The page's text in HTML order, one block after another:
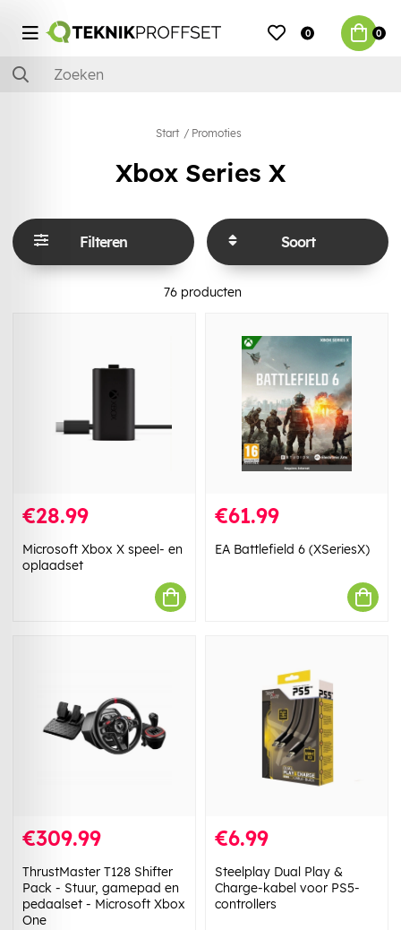
0 0
Start Promoties
Xbox Series X
Filteren Soort
76producten
€28.99
Microsoft Xbox X speel- en
oplaadset
€61.99
EA Battlefield 6 (XSeriesX)
€309.99
ThrustMaster T128 Shifter
Pack - Stuur, gamepad en
pedaalset - Microsoft Xbox
One
€6.99
Steelplay Dual Play &
Charge-kabel voor PS5-
controllers